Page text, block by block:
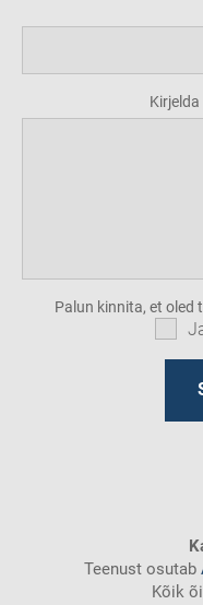
Palun kinnita, et oled
Teenust osutab
Kõik